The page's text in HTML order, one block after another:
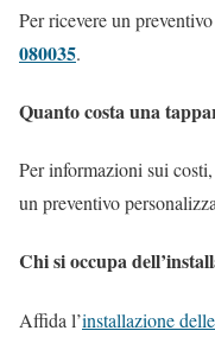
Per ricevere un
080035.
Quanto costa una
Per informazioni sui
un preventivo
Chi si occupa
Affida l’installazione